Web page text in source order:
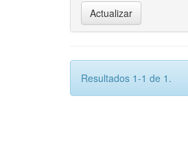
Resultados 1-1 de 1.